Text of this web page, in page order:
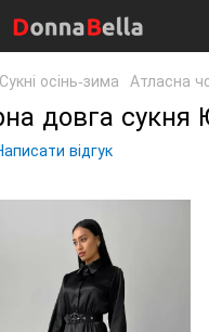
Сукні осінь-зима Атласна
довга сукня
відгук